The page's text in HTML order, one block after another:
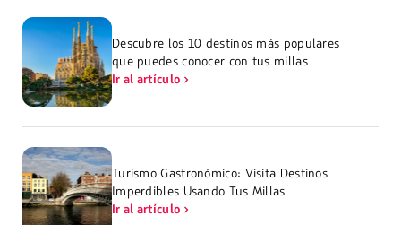
Descubre los 10 destinos más populares
que puedes conocer con tus millas
Ir al artículo
Turismo Gastronómico: Visita Destinos
Imperdibles Usando Tus Millas
Ir al artículo